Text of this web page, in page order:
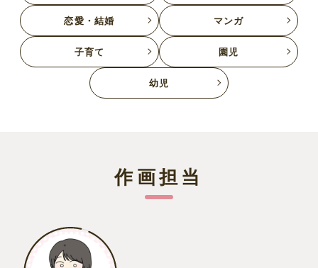
恋愛・結婚 マンガ
子育て 園児
幼児
作画担当